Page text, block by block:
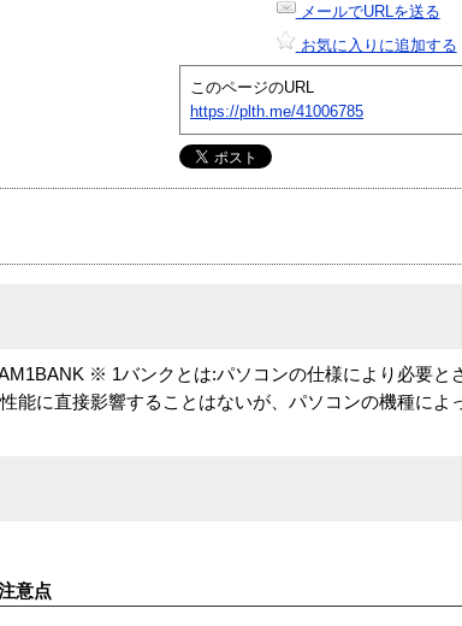
メールでURLを送る
お気に入りに追加する
このページのURL
https://plth.me/41006785
※ 1バンクとは:パソコンの仕様により必要と
能に直接影響することはないが、パソコンの機種によ
意点